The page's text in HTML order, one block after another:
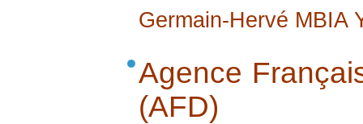
Germain-Hervé MBIA
Agence
(AFD)